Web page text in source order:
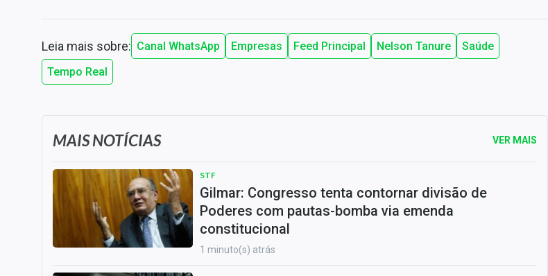
Leia mais sobre: Canal WhatsApp Empresas Feed Principal Nelson Tanure
Saúde
Tempo Real
MAIS NOTÍCIAS VER MAIS
STF
Gilmar: Congresso tenta contornar divisão de
Poderes com pautas-bomba via emenda
constitucional
1 minuto(s) atrás